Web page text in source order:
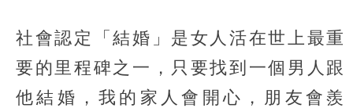
社會認定「結婚」是女人活在世上最重
要的里程碑之一，只要找到一個男人跟
他結婚，我的家人會開心，朋友會羨